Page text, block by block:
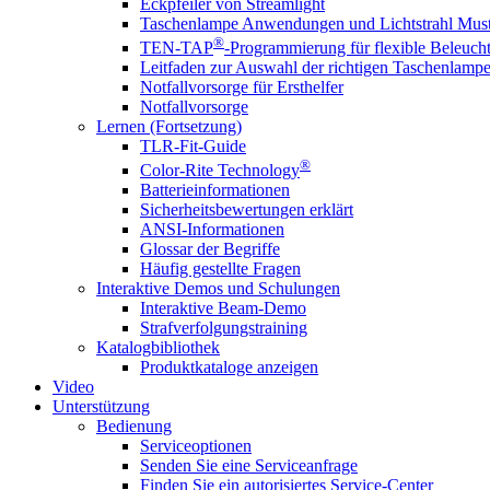
Taschenlampe Anwendungen und Lichtstrahl
TEN-TAP®-Programmierung für flexible
Leitfaden zur Auswahl der richtigen Taschenlampe
Notfallvorsorge für Ersthelfer
Notfallvorsorge
Lernen (Fortsetzung)
TLR-Fit-Guide
Color-Rite Technology®
Batterieinformationen
Sicherheitsbewertungen erklärt
ANSI-Informationen
Glossar der Begriffe
Häufig gestellte Fragen
Interaktive Demos und Schulungen
Interaktive Beam-Demo
Strafverfolgungstraining
Katalogbibliothek
Produktkataloge anzeigen
Video
Unterstützung
Bedienung
Serviceoptionen
Senden Sie eine Serviceanfrage
Finden Sie ein autorisiertes Service-Center